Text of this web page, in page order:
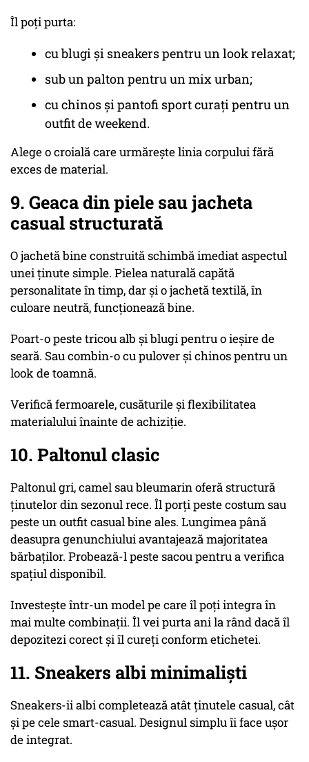
Îl poți purta:
cu blugi și sneakers pentru un look relaxat;
sub un palton pentru un mix urban;
cu chinos și pantofi sport curați pentru un
outfit de weekend.
Alege o croială care urmărește linia corpului fără
exces de material.
9. Geaca din piele sau jacheta
casual structurată
O jachetă bine construită schimbă imediat aspectul
unei ținute simple. Pielea naturală capătă
personalitate în timp, dar și o jachetă textilă, în
culoare neutră, funcționează bine.
Poart-o peste tricou alb și blugi pentru o ieșire de
seară. Sau combin-o cu pulover și chinos pentru un
look de toamnă.
Verifică fermoarele, cusăturile și flexibilitatea
materialului înainte de achiziție.
10. Paltonul clasic
Paltonul gri, camel sau bleumarin oferă structură
ținutelor din sezonul rece. Îl porți peste costum sau
peste un outfit casual bine ales. Lungimea până
deasupra genunchiului avantajează majoritatea
bărbaților. Probează-l peste sacou pentru a verifica
spațiul disponibil.
Investește într-un model pe care îl poți integra în
mai multe combinații. Îl vei purta ani la rând dacă îl
depozitezi corect și îl cureți conform etichetei.
11. Sneakers albi minimaliști
Sneakers-ii albi completează atât ținutele casual, cât
și pe cele smart-casual. Designul simplu îi face ușor
de integrat.